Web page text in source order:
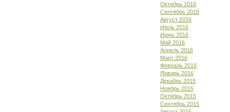
Октябрь 2016
Сентябрь 2016
Август 2016
Июль 2016
Июнь 2016
Май 2016
Апрель 2016
Март 2016
Февраль 2016
Январь 2016
Декабрь 2015
Ноябрь 2015
Октябрь 2015
Сентябрь 2015